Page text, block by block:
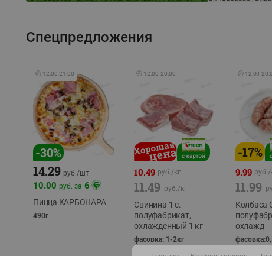
Спецпредложения
🕘 12:00-21:00
-30%
14.29 руб./шт
10.00 руб. за 6
Пицца КАРБОНАРА
490г
🕘 12:00-20:00
10.49 руб./кг
11.49 руб./кг
Свинина 1 с.
полуфабрикат,
охлажденный 1 кг
фасовка: 1-2кг
🕘 12:00-
-17%
9.99 руб./
11.99
Колбаса
охлажд